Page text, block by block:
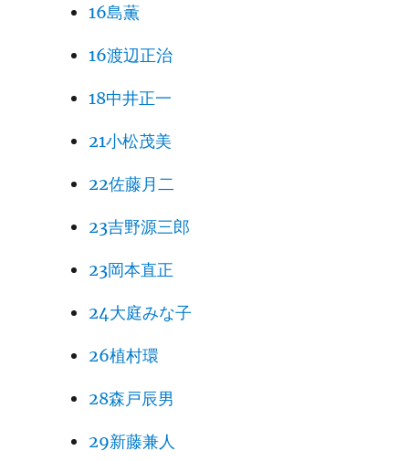
16島薫
16渡辺正治
18中井正一
21小松茂美
22佐藤月二
23吉野源三郎
23岡本直正
24大庭みな子
26植村環
28森戸辰男
29新藤兼人